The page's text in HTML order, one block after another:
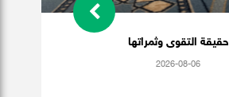
حقيقة التقوى وثمراتها
2026-08-06